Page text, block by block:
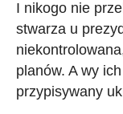
I nikogo nie
stwarza u
planów. A wy
przypisywany